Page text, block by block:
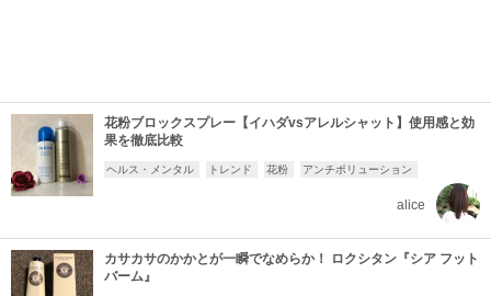
花粉ブロックスプレー【イハダvsアレルシャット】使用感と効
果を徹底比較
ヘルス・メンタル トレンド 花粉 アンチポリューション
alice
カサカサのかかとが一瞬でなめらか！ ロクシタン『シア フット
バーム』